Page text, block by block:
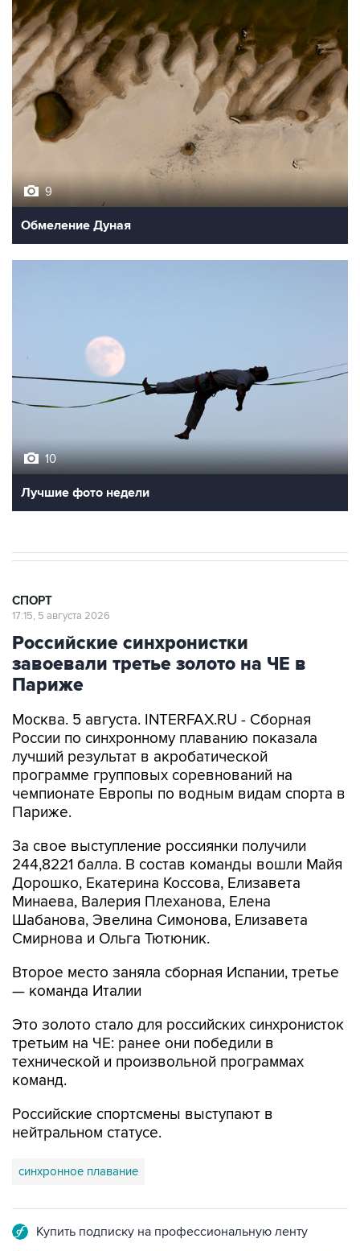
9
Обмеление Дуная
10
Лучшие фото недели
СПОРТ
17:15, 5 августа 2026
Российские синхронистки
завоевали третье золото на ЧЕ в
Париже
Москва. 5 августа. INTERFAX.RU - Сборная
России по синхронному плаванию показала
лучший результат в акробатической
программе групповых соревнований на
чемпионате Европы по водным видам спорта в
Париже.
За свое выступление россиянки получили
244,8221 балла. В состав команды вошли Майя
Дорошко, Екатерина Коссова, Елизавета
Минаева, Валерия Плеханова, Елена
Шабанова, Эвелина Симонова, Елизавета
Смирнова и Ольга Тютюник.
Второе место заняла сборная Испании, третье
— команда Италии
Это золото стало для российских синхронисток
третьим на ЧЕ: ранее они победили в
технической и произвольной программах
команд.
Российские спортсмены выступают в
нейтральном статусе.
синхронное плавание
Купить подписку на профессиональную ленту